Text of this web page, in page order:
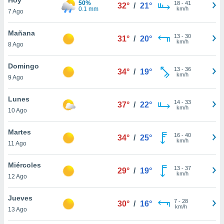
y
en
más
de
7 Ago
50%
0.1 mm
32° / 21° 18- 41
km/h
Mañana
8 Ago
31° / 20° 13- 30
km/h
Domingo
9 Ago
34° / 19° 13- 36
km/h
Lunes
10 Ago
37° / 22° 14- 33
km/h
Martes
11 Ago
34° / 25° 16- 40
km/h
Miércoles
12 Ago
29° / 19° 13- 37
km/h
Jueves
13 Ago
30° / 16° 7- 28
km/h